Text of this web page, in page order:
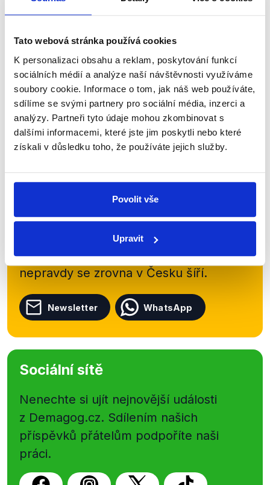
Tato webová stránka používá cookies
K personalizaci obsahu a reklam, poskytování funkcí
sociálních médií a analýze naší návštěvnosti využíváme
soubory cookie. Informace o tom, jak náš web používáte,
sdílíme se svými partnery pro sociální média, inzerci a
analýzy. Partneři tyto údaje mohou zkombinovat s
dalšími informacemi, které jste jim poskytli nebo které
získali v důsledku toho, že používáte jejich služby.
Povolit vše
Upravit
Tématem nedělní debaty na CNN Prima NEWS byla
souvislosti. Ministr zahraničí Jan Lipavský (Piráti) a
Číst dál
Zůstaňme v kontaktu
newsletteru nebowhatsappového
kanálu, kde pravidelně přinášíme
shrnutí nejzajímavějších článků a analýz.
Začněte nás odebírat, a mějte tak
přehled o tom, jaké dezinformace a
nepravdy se zrovna v Česku šíří.
Newsletter WhatsApp
Sociální sítě
Nenechte si ujít nejnovější události
z Demagog.cz. Sdílením našich
příspěvků přátelům podpoříte naši
práci.